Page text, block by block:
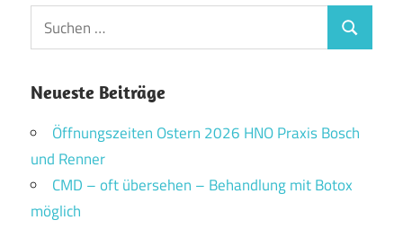
Suchen
nach:
Suchen
Neueste Beiträge
Öffnungszeiten Ostern 2026 HNO Praxis Bosch
und Renner
CMD – oft übersehen – Behandlung mit Botox
möglich